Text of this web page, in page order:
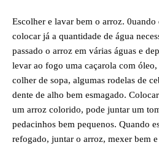
Escolher e lavar bem o arroz.
colocar já a quantidade de água
passado o arroz em várias águas e
levar ao fogo uma caçarola com
colher de sopa, algumas rodelas de
dente de alho bem esmagado.
um arroz colorido, pode juntar um
pedacinhos bem pequenos. Quando
refogado, juntar o arroz, mexer bem